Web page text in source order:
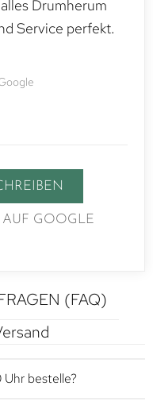
Drumherum
Service perfekt.
GOOGLE
(FAQ)
Uhr bestelle?